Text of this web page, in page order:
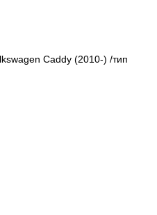
Caddy (2010-) /тип